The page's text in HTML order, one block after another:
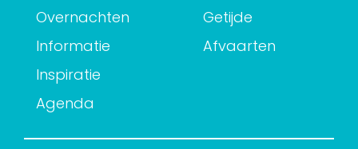
Overnachten
Informatie
Inspiratie
Agenda
Getijde
Afvaarten